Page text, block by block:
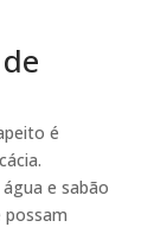
é
e sabão